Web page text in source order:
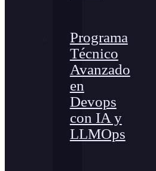
Programa
Técnico
Avanzado
en
Devops
con IA y
LLMOps